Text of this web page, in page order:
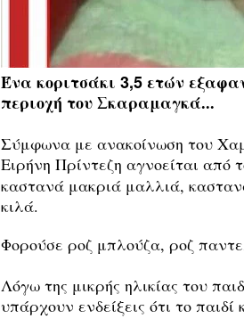
Ένα κοριτσάκι 3,5ετών
περιοχή του Σκαραμαγκά...
Σύμφωνα με ανακοίνωση του
Ειρήνη Πρίντεζη αγνοείται από
καστανά μακριά μαλλιά,
κιλά.
Φορούσε ροζ μπλούζα, ροζ
Λόγω της μικρής ηλικίας του
υπάρχουν ενδείξεις ότι το